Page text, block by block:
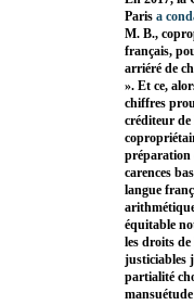
Paris a
M. B.,
français,
arriéré de
». Et ce,
chiffres
créditeur de
préparation
carences
langue
équitable
les droits de
justiciables
partialité